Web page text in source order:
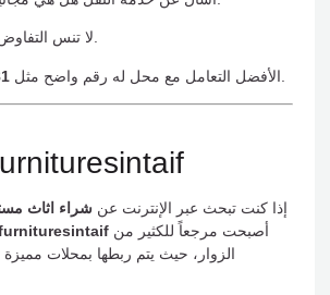
الأفضل التعامل مع محل له رقم واضح مثل
إذا كنت تبحث عبر الإنترنت عن شراء اثاث
الزوار، حيث يتم ربطها بمحلات